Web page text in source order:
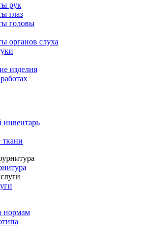
рук
глаз
головы
органов слуха
изделия
инвентарь
ткани
нормам